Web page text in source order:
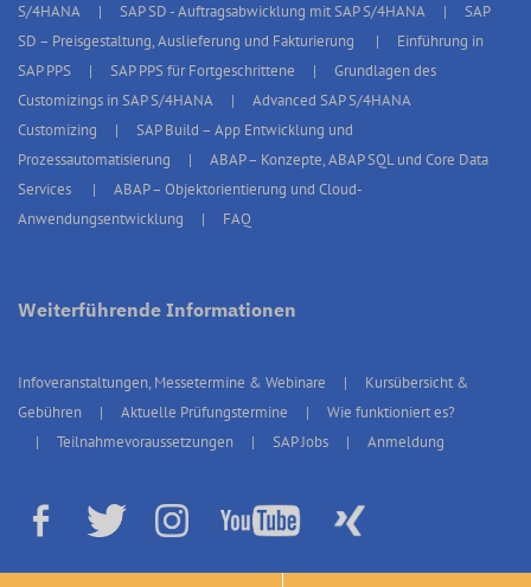
S/4HANA
SAP SD - Auftragsabwicklung mit SAP S/4HANA
SAP
SD – Preisgestaltung, Auslieferung und Fakturierung
Einführung in
SAP PPS
SAP PPS für Fortgeschrittene
Grundlagen des
Customizings in SAP S/4HANA
Advanced SAP S/4HANA
Customizing
SAP Build – App Entwicklung und
Prozessautomatisierung
ABAP – Konzepte, ABAP SQL und Core Data
Services
ABAP – Objektorientierung und Cloud-
Anwendungsentwicklung
FAQ
Weiterführende Informationen
Infoveranstaltungen, Messetermine & Webinare
Kursübersicht &
Gebühren
Aktuelle Prüfungstermine
Wie funktioniert es?
Teilnahmevoraussetzungen
SAP Jobs Anmeldung
© 2026 erp4students Austria, Alle Rechte vorbehalten.Impressum|